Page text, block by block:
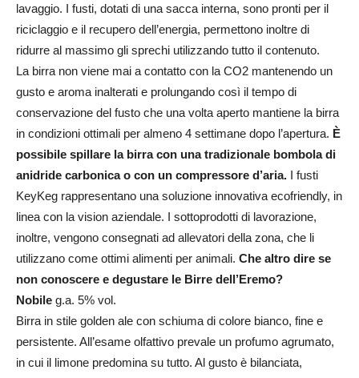
lavaggio. I fusti, dotati di una sacca interna, sono pronti per il
riciclaggio e il recupero dell’energia, permettono inoltre di
ridurre al massimo gli sprechi utilizzando tutto il contenuto.
La birra non viene mai a contatto con la CO2 mantenendo un
gusto e aroma inalterati e prolungando così il tempo di
conservazione del fusto che una volta aperto mantiene la birra
in condizioni ottimali per almeno 4 settimane dopo l’apertura. È
possibile spillare la birra con una tradizionale bombola di
anidride carbonica o con un compressore d’aria. I fusti
KeyKeg rappresentano una soluzione innovativa ecofriendly, in
linea con la vision aziendale. I sottoprodotti di lavorazione,
inoltre, vengono consegnati ad allevatori della zona, che li
utilizzano come ottimi alimenti per animali. Che altro dire se
non conoscere e degustare le Birre dell’Eremo?
Nobile g.a. 5% vol.
Birra in stile golden ale con schiuma di colore bianco, fine e
persistente. All’esame olfattivo prevale un profumo agrumato,
in cui il limone predomina su tutto. Al gusto è bilanciata,